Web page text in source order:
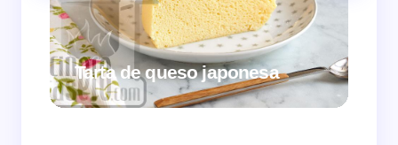
Tarta de queso japonesa